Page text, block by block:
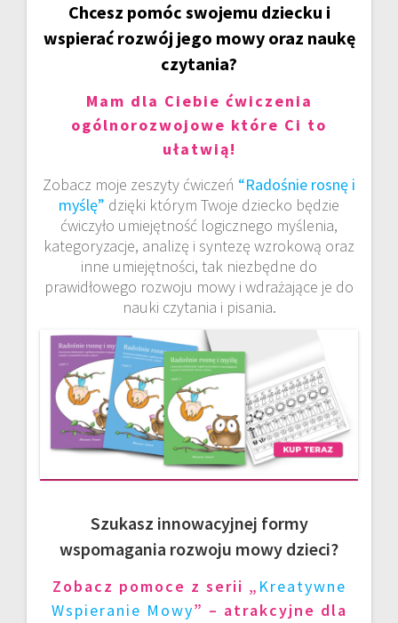
Chcesz pomóc swojemu dziecku i
wspierać rozwój jego mowy oraz naukę
czytania?
Mam dla Ciebie ćwiczenia
ogólnorozwojowe które Ci to
ułatwią!
Zobacz moje zeszyty ćwiczeń “Radośnie rosnę i
myślę” dzięki którym Twoje dziecko będzie
ćwiczyło umiejętność logicznego myślenia,
kategoryzacje, analizę i syntezę wzrokową oraz
inne umiejętności, tak niezbędne do
prawidłowego rozwoju mowy i wdrażające je do
nauki czytania i pisania.
Szukasz innowacyjnej formy
wspomagania rozwoju mowy dzieci?
Zobacz pomoce z serii „ Kreatywne
Wspieranie Mowy” – atrakcyjne dla